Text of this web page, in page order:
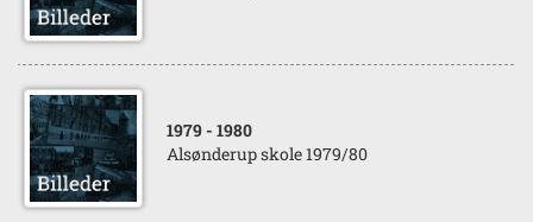
1979 - 1980
Alsønderup skole 1979/80